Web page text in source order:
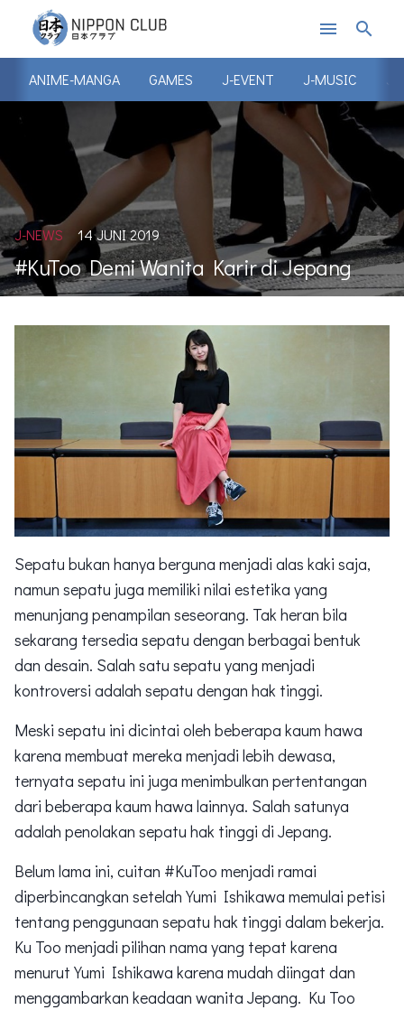
menu search
ANIME-MANGA GAMES J-EVENT J-MUSIC J-
J-NEWS 14 JUNI 2019
#KuToo Demi Wanita Karir di Jepang
Sepatu bukan hanya berguna menjadi alas kaki saja,
namun sepatu juga memiliki nilai estetika yang
menunjang penampilan seseorang. Tak heran bila
sekarang tersedia sepatu dengan berbagai bentuk
dan desain. Salah satu sepatu yang menjadi
kontroversi adalah sepatu dengan hak tinggi.
Meski sepatu ini dicintai oleh beberapa kaum hawa
karena membuat mereka menjadi lebih dewasa,
ternyata sepatu ini juga menimbulkan pertentangan
dari beberapa kaum hawa lainnya. Salah satunya
adalah penolakan sepatu hak tinggi di Jepang.
Belum lama ini, cuitan #KuToo menjadi ramai
diperbincangkan setelah Yumi Ishikawa memulai petisi
tentang penggunaan sepatu hak tinggi dalam bekerja.
Ku Too menjadi pilihan nama yang tepat karena
menurut Yumi Ishikawa karena mudah diingat dan
menggambarkan keadaan wanita Jepang. Ku Too